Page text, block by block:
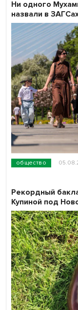
общество
Ни одного
назвали в
Рекордный
Купиной под